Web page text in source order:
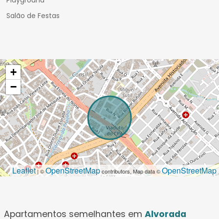
Salão de Festas
+
−
Leaflet| ©OpenStreetMapcontributors, Map data ©OpenStreetMap
Apartamentos semelhantes em Alvorada